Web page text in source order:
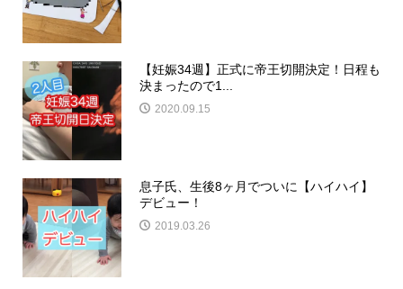
【妊娠34週】正式に帝王切開決定！日程も
決まったので1...
2020.09.15
息子氏、生後8ヶ月でついに【ハイハイ】
デビュー！
2019.03.26